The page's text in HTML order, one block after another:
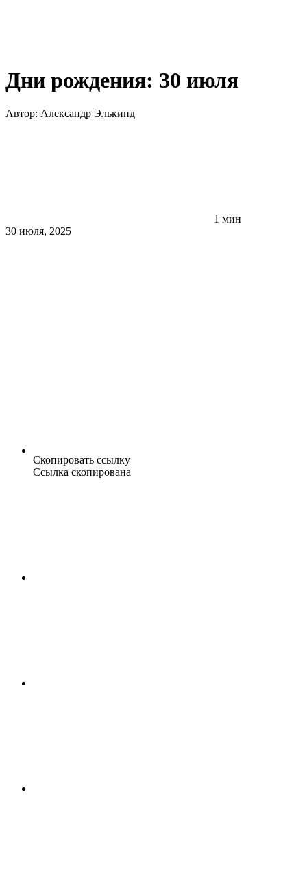
Дни рождения: 30 июля
Автор: Александр Элькинд
1 мин
30 июля, 2025
Скопировать ссылку
Ссылка скопирована